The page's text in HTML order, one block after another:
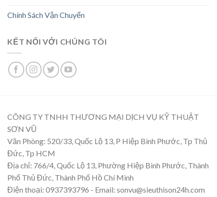
Chính Sách Vận Chuyển
KẾT NỐI VỚI CHÚNG TÔI
CÔNG TY TNHH THƯƠNG MẠI DỊCH VỤ KỸ THUẬT
SƠN VŨ
Văn Phòng: 520/33, Quốc Lộ 13, P Hiệp Bình Phước, Tp Thủ
Đức, Tp HCM
Địa chỉ: 766/4, Quốc Lộ 13, Phường Hiệp Bình Phước, Thành
Phố Thủ Đức, Thành Phố Hồ Chí Minh
Điện thoại: 0937393796 - Email: sonvu@sieuthison24h.com